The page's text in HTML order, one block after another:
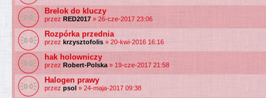
Brelok do kluczy
przez RED2017 » 26-cze-2017 23:06
Rozpórka przednia
przez krzysztofolis » 20-kwi-2016 16:16
hak holowniczy
przez Robert-Polska » 19-cze-2017 21:58
Halogen prawy
przez psol » 24-maja-2017 09:38